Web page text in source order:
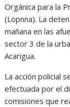
Orgánica para la
(Lopnna). La
mañana en las
sector 3 de la
Acarigua.
La acción policial
efectuada por el
comisiones que